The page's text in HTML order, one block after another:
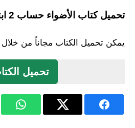
تحميل كتاب الأضواء حساب 2 ابتدائي ترم ثاني
يمكن تحميل الكتاب مجاناً من خلال
تحميل